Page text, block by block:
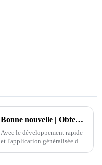
Bonne nouvelle | Obtention du brevet Beidou Intelligent Terminal Security Testing System V1.0
Avec le développement rapide
et l'application généralisée de